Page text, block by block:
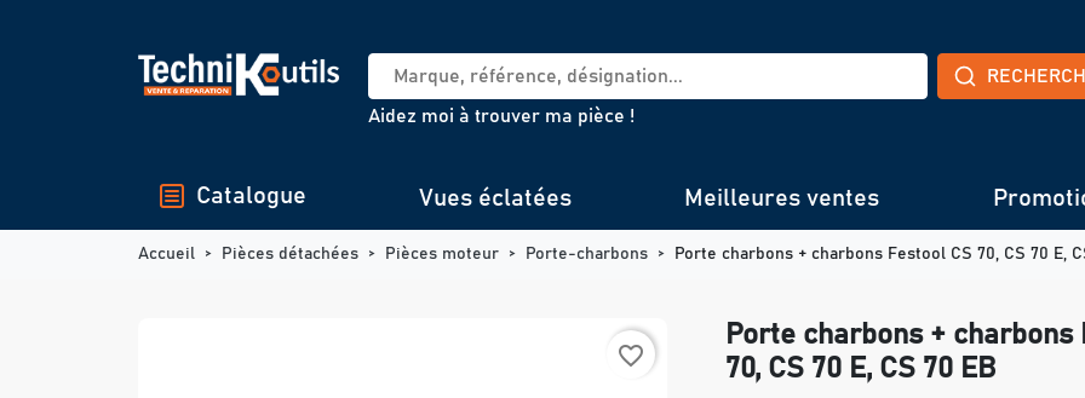
Aidez moi à trouver ma pièce !
Catalogue Vues éclatées Meilleures ventes
Accueil Pièces détachées Pièces moteur Porte-charbons Porte charbons + charbons Festool CS 70, CS 70 E,
favorite_border
Porte charbons + charbons
70, CS 70 E, CS 70 EB